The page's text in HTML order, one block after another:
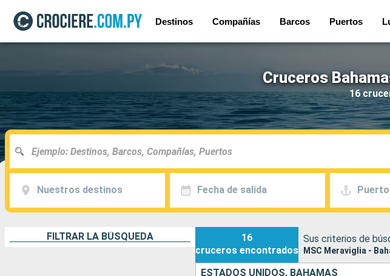
Destinos Compañías Barcos Puertos
Cruceros
16
Nuestros destinos Fecha de salida
FILTRAR LA BÚSQUEDA
16
cruceros encontrados
Sus criterios de
MSC Meraviglia -
ESTADOS UNIDOS, BAHAMAS